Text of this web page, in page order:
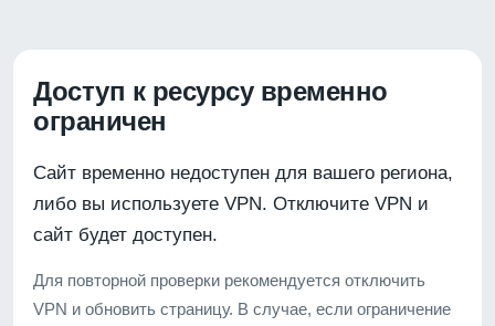
Доступ к ресурсу временно
ограничен
Сайт временно недоступен для вашего региона,
либо вы используете VPN. Отключите VPN и
сайт будет доступен.
Для повторной проверки рекомендуется отключить
VPN и обновить страницу. В случае, если ограничение